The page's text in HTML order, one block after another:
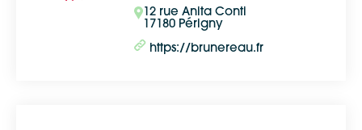
12 rue Anita Conti
17180 Périgny
https://brunereau.fr